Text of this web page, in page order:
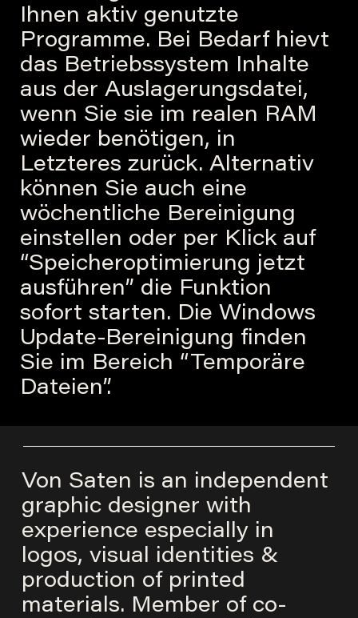
Ihnen aktiv genutzte
Programme. Bei Bedarf hievt
das Betriebssystem Inhalte
aus der Auslagerungsdatei,
wenn Sie sie im realen RAM
wieder benötigen, in
Letzteres zurück. Alternativ
können Sie auch eine
wöchentliche Bereinigung
einstellen oder per Klick auf
“Speicheroptimierung jetzt
ausführen” die Funktion
sofort starten. Die Windows
Update-Bereinigung finden
Sie im Bereich “Temporäre
Dateien”.
Von Saten is an independent
graphic designer with
experience especially in
logos, visual identities &
production of printed
materials. Member of co-